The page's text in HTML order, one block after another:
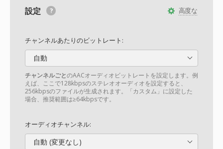
高度な
設定
チャンネルあたりのビットレート:
自動
チャンネルごとのAACオーディオビットレートを設定します。例
えば、ここで128kbpsのステレオオーディオを設定すると、
256kbpsのファイルが生成されます。「カスタム」に設定した
場合、推奨範囲は≥64kbpsです。
オーディオチャンネル:
自動 (変更なし)